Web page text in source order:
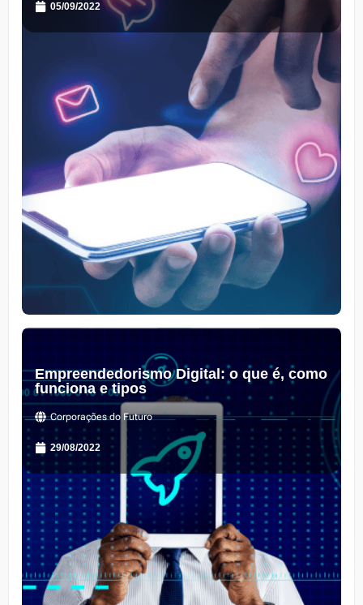
05/09/2022
Empreendedorismo Digital: o que é, como
funciona e tipos
Corporações do Futuro
29/08/2022